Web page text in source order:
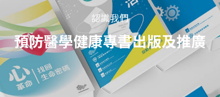
認識我們
預防醫學健康專書出版及推廣